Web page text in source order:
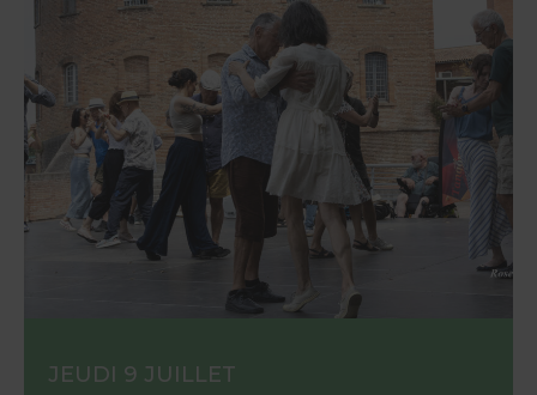
JEUDI 9 JUILLET